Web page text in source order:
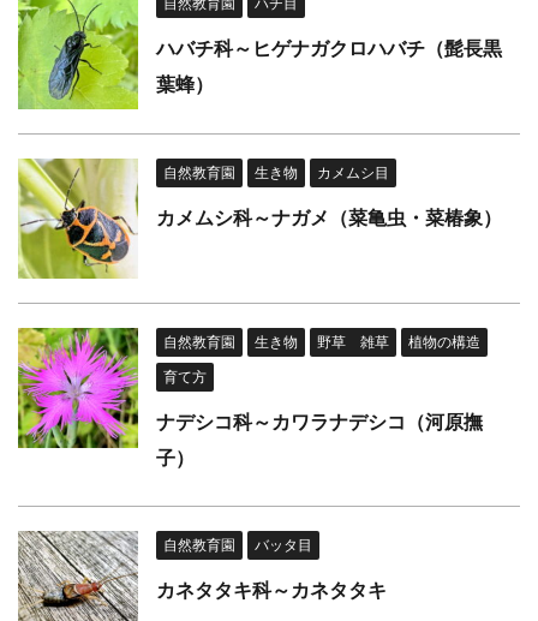
ハバチ科～ヒゲナガクロハバチ（髭長黒
葉蜂）
自然教育園 生き物 カメムシ目
カメムシ科～ナガメ（菜亀虫・菜椿象）
自然教育園 生き物 野草 雑草
植物の構造
育て方
ナデシコ科～カワラナデシコ（河原撫
子）
自然教育園 バッタ目
カネタタキ科～カネタタキ